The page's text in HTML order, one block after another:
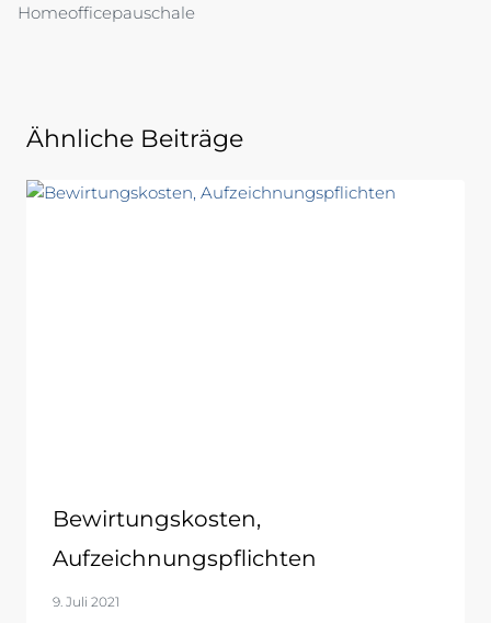
Homeofficepauschale
Ähnliche Beiträge
Bewirtungskosten,
Aufzeichnungspflichten
9. Juli 2021